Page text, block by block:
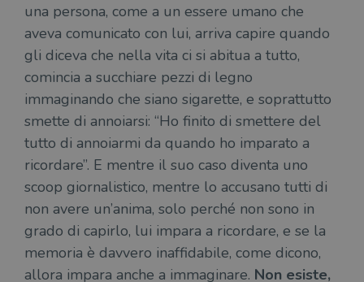
una persona, come a un essere umano che
aveva comunicato con lui, arriva capire quando
gli diceva che nella vita ci si abitua a tutto,
comincia a succhiare pezzi di legno
immaginando che siano sigarette, e soprattutto
smette di annoiarsi: “Ho finito di smettere del
tutto di annoiarmi da quando ho imparato a
ricordare”. E mentre il suo caso diventa uno
scoop giornalistico, mentre lo accusano tutti di
non avere un’anima, solo perché non sono in
grado di capirlo, lui impara a ricordare, e se la
memoria è davvero inaffidabile, come dicono,
allora impara anche a immaginare. Non esiste,
Fornitore
Scadenza
Descrizione